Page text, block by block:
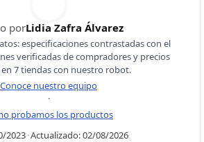
porLidia Zafra Álvarez
especificaciones contrastadas con el
verificadas de compradores y precios
7 tiendas con nuestro robot.
Conoce nuestro equipo
·
probamos los productos
2023·Actualizado:02/08/2026